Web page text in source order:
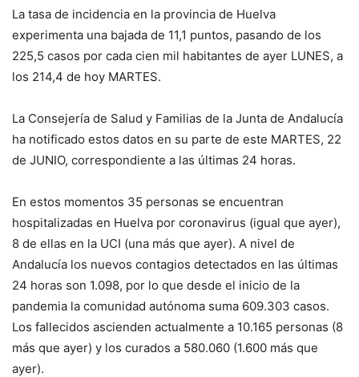
La tasa de incidencia en la provincia de Huelva
experimenta una bajada de 11,1 puntos, pasando de los
225,5 casos por cada cien mil habitantes de ayer LUNES, a
los 214,4 de hoy MARTES.
La Consejería de Salud y Familias de la Junta de Andalucía
ha notificado estos datos en su parte de este MARTES, 22
de JUNIO, correspondiente a las últimas 24 horas.
En estos momentos 35 personas se encuentran
hospitalizadas en Huelva por coronavirus (igual que ayer),
8 de ellas en la UCI (una más que ayer). A nivel de
Andalucía los nuevos contagios detectados en las últimas
24 horas son 1.098, por lo que desde el inicio de la
pandemia la comunidad autónoma suma 609.303 casos.
Los fallecidos ascienden actualmente a 10.165 personas (8
más que ayer) y los curados a 580.060 (1.600 más que
ayer).